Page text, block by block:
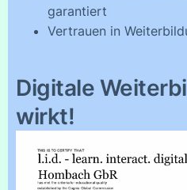
garantiert
Vertrauen in
Digitale
wirkt!